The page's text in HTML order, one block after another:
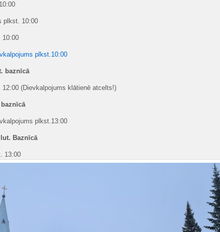
plkst. 10:00
10:00
plkst.10:00
baznīcā
(Dievkalpojums klātienē atcelts!)
plkst.13:00
Baznīcā
13:00